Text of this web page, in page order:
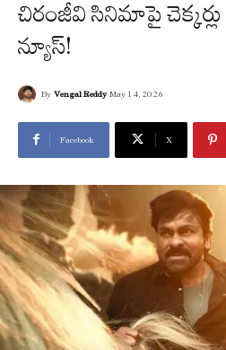
చిరంజీవి సినిమాపై చెక్కర్లు
న్యూస్!
By Vengal Reddy May 14, 2026
Facebook X